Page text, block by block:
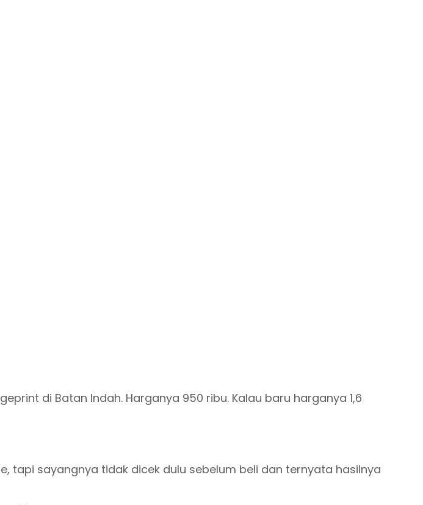
di Batan Indah. Harganya 950 ribu. Kalau baru harganya 1,6
tapi sayangnya tidak dicek dulu sebelum beli dan ternyata hasilnya